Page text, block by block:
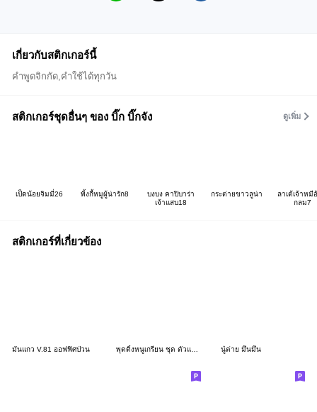
เกี่ยวกับสติกเกอร์นี้
คำพูดจิกกัด,คำใช้ได้ทุกวัน
สติกเกอร์ชุดอื่นๆ ของ บิ๊ก บิ๊กจัง ดูเพิ่ม
เป็ดน้อยจิมมี่26 พิ้งกี้หมูผู้น่ารัก8
บงบง คาปิบาร่า
เจ้าแสบ18
กระต่ายขาวลูน่า
ลาเต้เจ้าหมี
กลม7
สติกเกอร์ที่เกี่ยวข้อง
มันแกว V.81 ออฟฟิศป่วน พุดดิ้งหนูเกรียน ชุด ตัวแม่ตัวมัม 2026 นู๋ต่าย มึนมึน